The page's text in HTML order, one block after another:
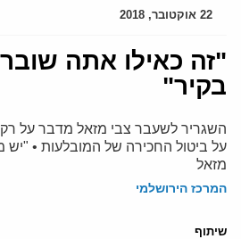
22 אוקטובר, 2018
"זה כאילו אתה
בקיר"
השגריר לשעבר צבי מזאל מדבר על
על ביטול החכירה של המובלעות • "יש
מזאל
המרכז הירושלמי
שיתוף